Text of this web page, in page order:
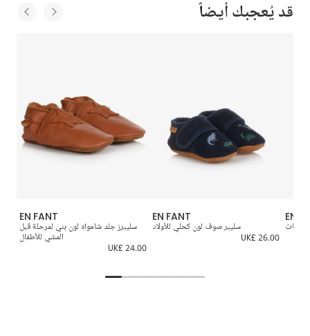
قد يُعجبك أيضاً
EN FANT
سليبرز جلد شامواه لون بني لمرحلة قبل
المشي للأطفال
UK£ 24.00
EN FANT
سليبر صوف لون كحلي للأولاد
UK£ 26.00
EN
للبنات